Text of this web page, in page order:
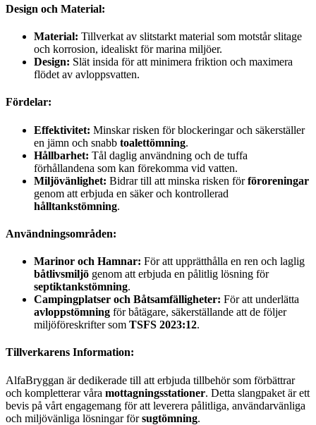
Design och Material:
Material: Tillverkat av slitstarkt material som motstår slitage
och korrosion, idealiskt för marina miljöer.
Design: Slät insida för att minimera friktion och maximera
flödet av avloppsvatten.
Fördelar:
Effektivitet: Minskar risken för blockeringar och säkerställer
en jämn och snabb toalettömning.
Hållbarhet: Tål daglig användning och de tuffa
förhållandena som kan förekomma vid vatten.
Miljövänlighet: Bidrar till att minska risken förföroreningar
genom att erbjuda en säker och kontrollerad
hålltankstömning.
Användningsområden:
Marinor och Hamnar: För att upprätthålla en ren och laglig
båtlivsmiljö genom att erbjuda en pålitlig lösning för
septiktankstömning.
Campingplatser och Båtsamfälligheter: För att underlätta
avloppstömning för båtägare, säkerställande att de följer
miljöföreskrifter som TSFS 2023:12.
Tillverkarens Information:
AlfaBryggan är dedikerade till att erbjuda tillbehör som förbättrar
och kompletterar våra mottagningsstationer. Detta slangpaket är ett
bevis på vårt engagemang för att leverera pålitliga, användarvänliga
och miljövänliga lösningar försugtömning.